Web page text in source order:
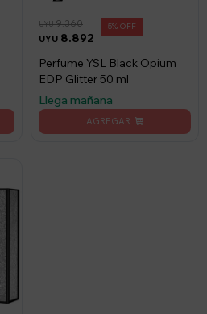
UYU 8.892
UYU9.360 5
Perfume YSL Black Opium
EDP Glitter 50 ml
Llega mañana